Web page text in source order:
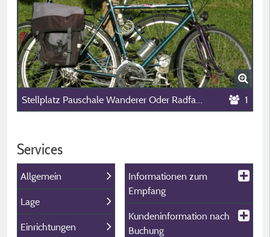
Stellplatz Pauschale Wanderer Oder Radfahrer Im Biwakbereich 1
Services
Allgemein
Lage
Einrichtungen
Informationen zum
Empfang
Kundeninformation nach
Buchung